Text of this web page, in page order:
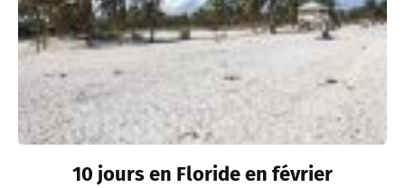
10 jours en Floride en février